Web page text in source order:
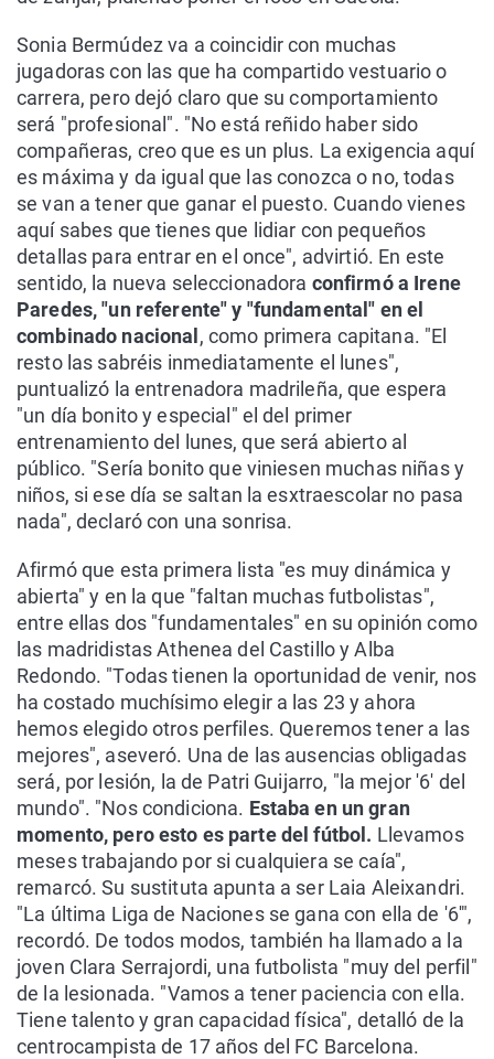
Sonia Bermúdez va a coincidir con muchas
jugadoras con las que ha compartido vestuario o
carrera, pero dejó claro que su comportamiento
será "profesional". "No está reñido haber sido
compañeras, creo que es un plus. La exigencia aquí
es máxima y da igual que las conozca o no, todas
se van a tener que ganar el puesto. Cuando vienes
aquí sabes que tienes que lidiar con pequeños
detallas para entrar en el once", advirtió. En este
sentido, la nueva seleccionadora confirmó a Irene
Paredes, "un referente" y "fundamental" en el
combinado nacional , como primera capitana. "El
resto las sabréis inmediatamente el lunes",
puntualizó la entrenadora madrileña, que espera
"un día bonito y especial" el del primer
entrenamiento del lunes, que será abierto al
público. "Sería bonito que viniesen muchas niñas y
niños, si ese día se saltan la esxtraescolar no pasa
nada", declaró con una sonrisa.
Afirmó que esta primera lista "es muy dinámica y
abierta" y en la que "faltan muchas futbolistas",
entre ellas dos "fundamentales" en su opinión como
las madridistas Athenea del Castillo y Alba
Redondo. "Todas tienen la oportunidad de venir, nos
ha costado muchísimo elegir a las 23 y ahora
hemos elegido otros perfiles. Queremos tener a las
mejores", aseveró. Una de las ausencias obligadas
será, por lesión, la de Patri Guijarro, "la mejor '6' del
mundo". "Nos condiciona. Estaba en un gran
momento, pero esto es parte del fútbol. Llevamos
meses trabajando por si cualquiera se caía",
remarcó. Su sustituta apunta a ser Laia Aleixandri.
"La última Liga de Naciones se gana con ella de '6'",
recordó. De todos modos, también ha llamado a la
joven Clara Serrajordi, una futbolista "muy del perfil"
de la lesionada. "Vamos a tener paciencia con ella.
Tiene talento y gran capacidad física", detalló de la
centrocampista de 17 años del FC Barcelona.